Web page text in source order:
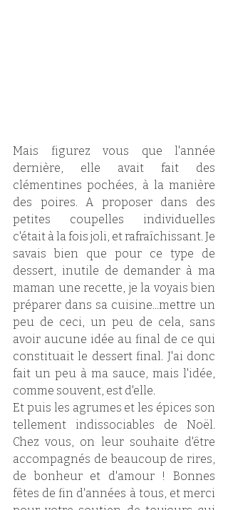
Mais figurez vous que l'année
dernière, elle avait fait des
clémentines pochées, à la manière
des poires. A proposer dans des
petites coupelles individuelles
c'était à la fois joli, et rafraîchissant. Je
savais bien que pour ce type de
dessert, inutile de demander à ma
maman une recette, je la voyais bien
préparer dans sa cuisine...mettre un
peu de ceci, un peu de cela, sans
avoir aucune idée au final de ce qui
constituait le dessert final. J'ai donc
fait un peu à ma sauce, mais l'idée,
comme souvent, est d'elle.
Et puis les agrumes et les épices son
tellement indissociables de Noël.
Chez vous, on leur souhaite d'être
accompagnés de beaucoup de rires,
de bonheur et d'amour ! Bonnes
fêtes de fin d'années à tous, et merci